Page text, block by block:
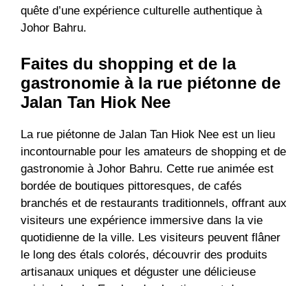
quête d’une expérience culturelle authentique à
Johor Bahru.
Faites du shopping et de la
gastronomie à la rue piétonne de
Jalan Tan Hiok Nee
La rue piétonne de Jalan Tan Hiok Nee est un lieu
incontournable pour les amateurs de shopping et de
gastronomie à Johor Bahru. Cette rue animée est
bordée de boutiques pittoresques, de cafés
branchés et de restaurants traditionnels, offrant aux
visiteurs une expérience immersive dans la vie
quotidienne de la ville. Les visiteurs peuvent flâner
le long des étals colorés, découvrir des produits
artisanaux uniques et déguster une délicieuse